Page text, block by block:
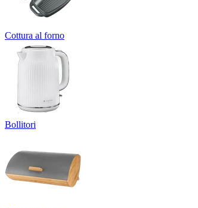
Cottura al forno
Bollitori